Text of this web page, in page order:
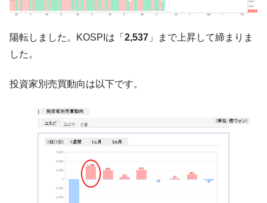
韓国型イージス搭載の次世代駆逐艦
「KDDX」1番艦、2032年竣工と公示
『Money1』
【対日本円】ウォン安が急進！ 日米の協調
に韓国がいっちょがみしたのでは。
は韓国で『BYD』車は売れている。6カ月で対前年同期比
在韓米国大使スティールが着韓！⇒ さっそ
く空港に詰めかけ「出て行け！」「極右勢力」のプラカー
ドを掲げる「在韓反米勢力」
『Money1』
韓国政府「2035年までに18.4GW規模のAIデ
ータセンター整備」⇒ だから無理だってば。
『Money1』
陽転しました。KOSPIは「 2,537 」まで上昇して締まりま
した。
投資家別売買動向は以下です。